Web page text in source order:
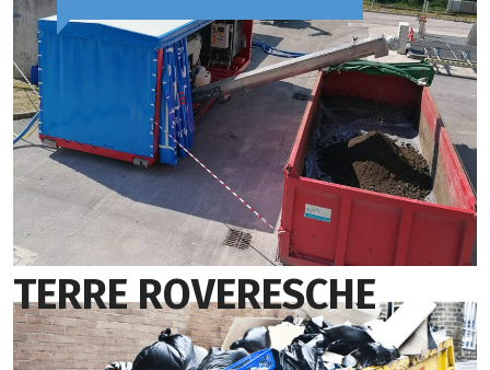
TERRE ROVERESCHE